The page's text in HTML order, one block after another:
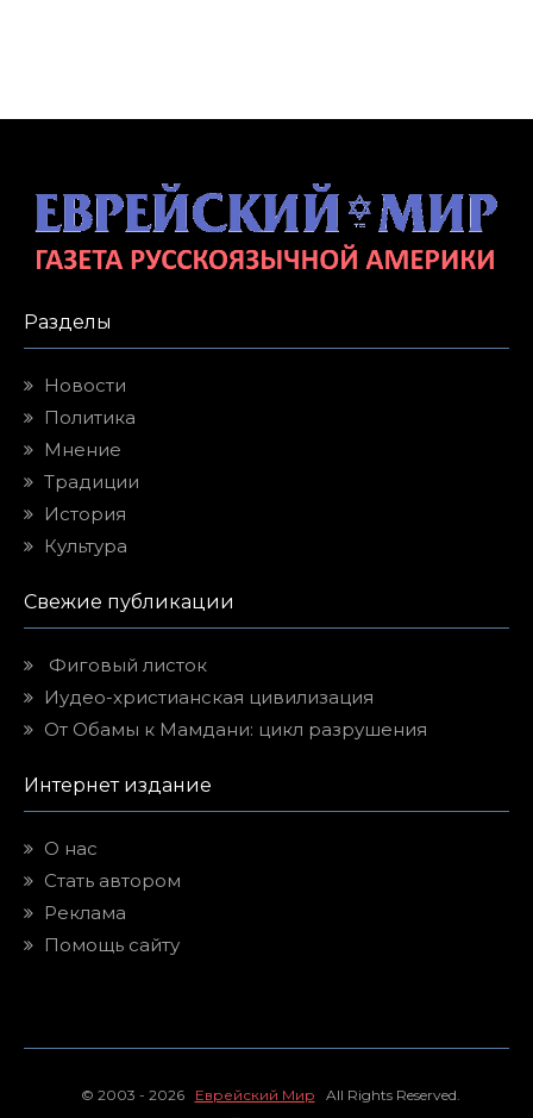
Разделы
Новости
Политика
Мнение
Традиции
История
Культура
Свежие публикации
Фиговый листок
Иудео-христианская цивилизация
От Обамы к Мамдани: цикл разрушения
Интернет издание
О нас
Стать автором
Реклама
Помощь сайту
© 2003 - 2026 Еврейский Мир All Rights Reserved.